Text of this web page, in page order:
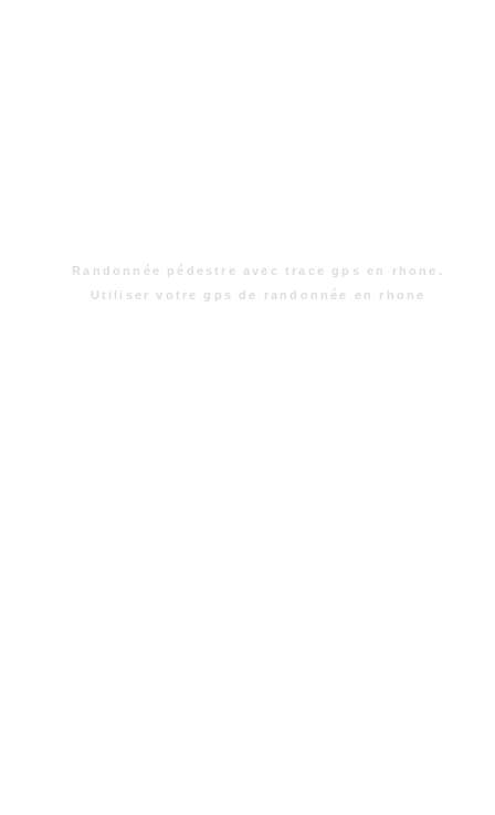
Randonnée pédestre avec trace gps en rhone.
Utiliser votre gps de randonnée en rhone